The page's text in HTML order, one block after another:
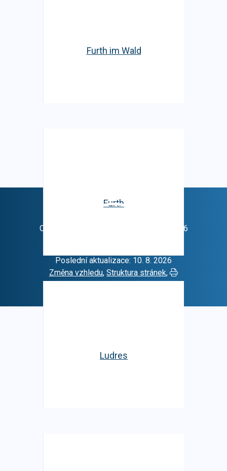
Furth im Wald
Furth
Ludres
Oficiální stránky města Domažlice © 2026
Poslední aktualizace: 10. 8. 2026
Změna vzhledu, Struktura stránek, Vytisknout